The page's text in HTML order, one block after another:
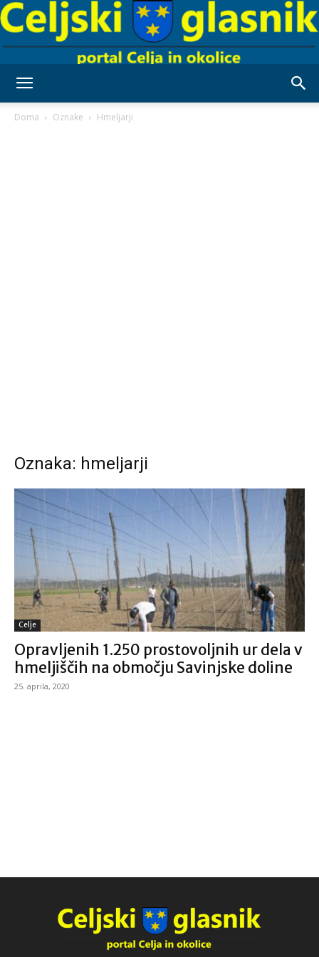
Doma Oznake Hmeljarji
Oznaka: hmeljarji
Celje
Opravljenih 1.250 prostovoljnih ur dela v
hmeljiščih na območju Savinjske doline
25. aprila, 2020